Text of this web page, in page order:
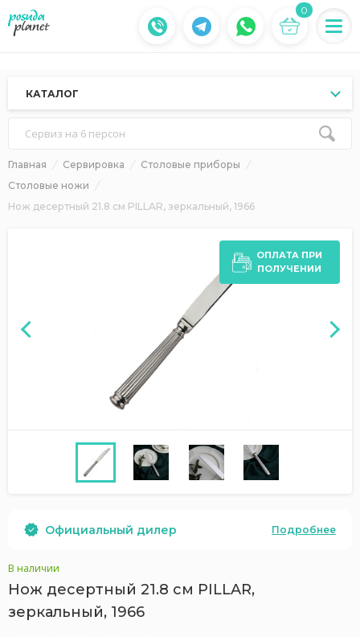
0
КАТАЛОГ
Сервиз на 6 персон
Главная Сервировка
Столовые приборы
Столовые ножи
Нож десертный 21.8 см PILLAR, зеркальный, 1966
ОПЛАТА ПРИ
ПОЛУЧЕНИИ
Официальный дилер Подробнее
В наличии
Нож десертный 21.8 см PILLAR,
зеркальный, 1966